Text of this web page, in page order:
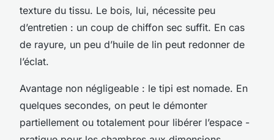
texture du tissu. Le bois, lui, nécessite peu
d’entretien : un coup de chiffon sec suffit. En cas
de rayure, un peu d’huile de lin peut redonner de
l’éclat.
Avantage non négligeable : le tipi est nomade. En
quelques secondes, on peut le démonter
partiellement ou totalement pour libérer l’espace -